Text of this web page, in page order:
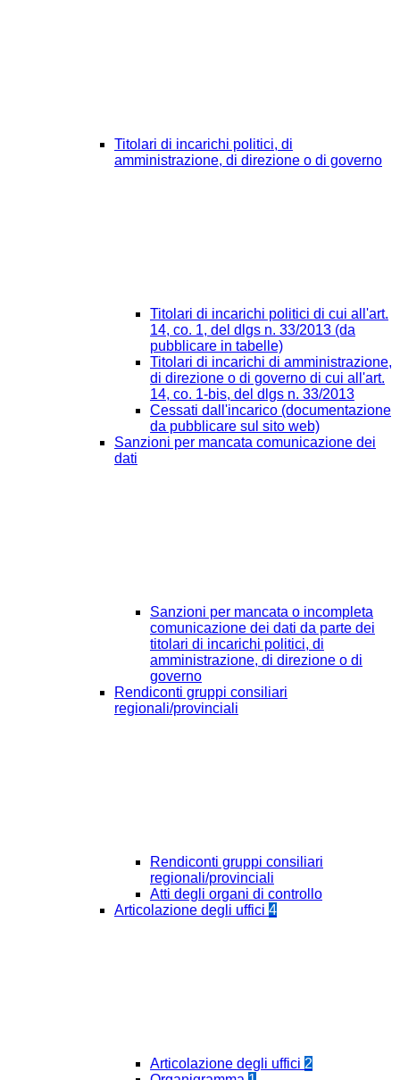
Titolari di incarichi politici, di
amministrazione, di direzione o di governo
Titolari di incarichi politici di cui all'art.
14, co. 1, del dlgs n. 33/2013 (da
pubblicare in tabelle)
Titolari di incarichi di amministrazione,
di direzione o di governo di cui all'art.
14, co. 1-bis, del dlgs n. 33/2013
Cessati dall'incarico (documentazione
da pubblicare sul sito web)
Sanzioni per mancata comunicazione dei
dati
Sanzioni per mancata o incompleta
comunicazione dei dati da parte dei
titolari di incarichi politici, di
amministrazione, di direzione o di
governo
Rendiconti gruppi consiliari
regionali/provinciali
Rendiconti gruppi consiliari
regionali/provinciali
Atti degli organi di controllo
Articolazione degli uffici 4
Articolazione degli uffici 2